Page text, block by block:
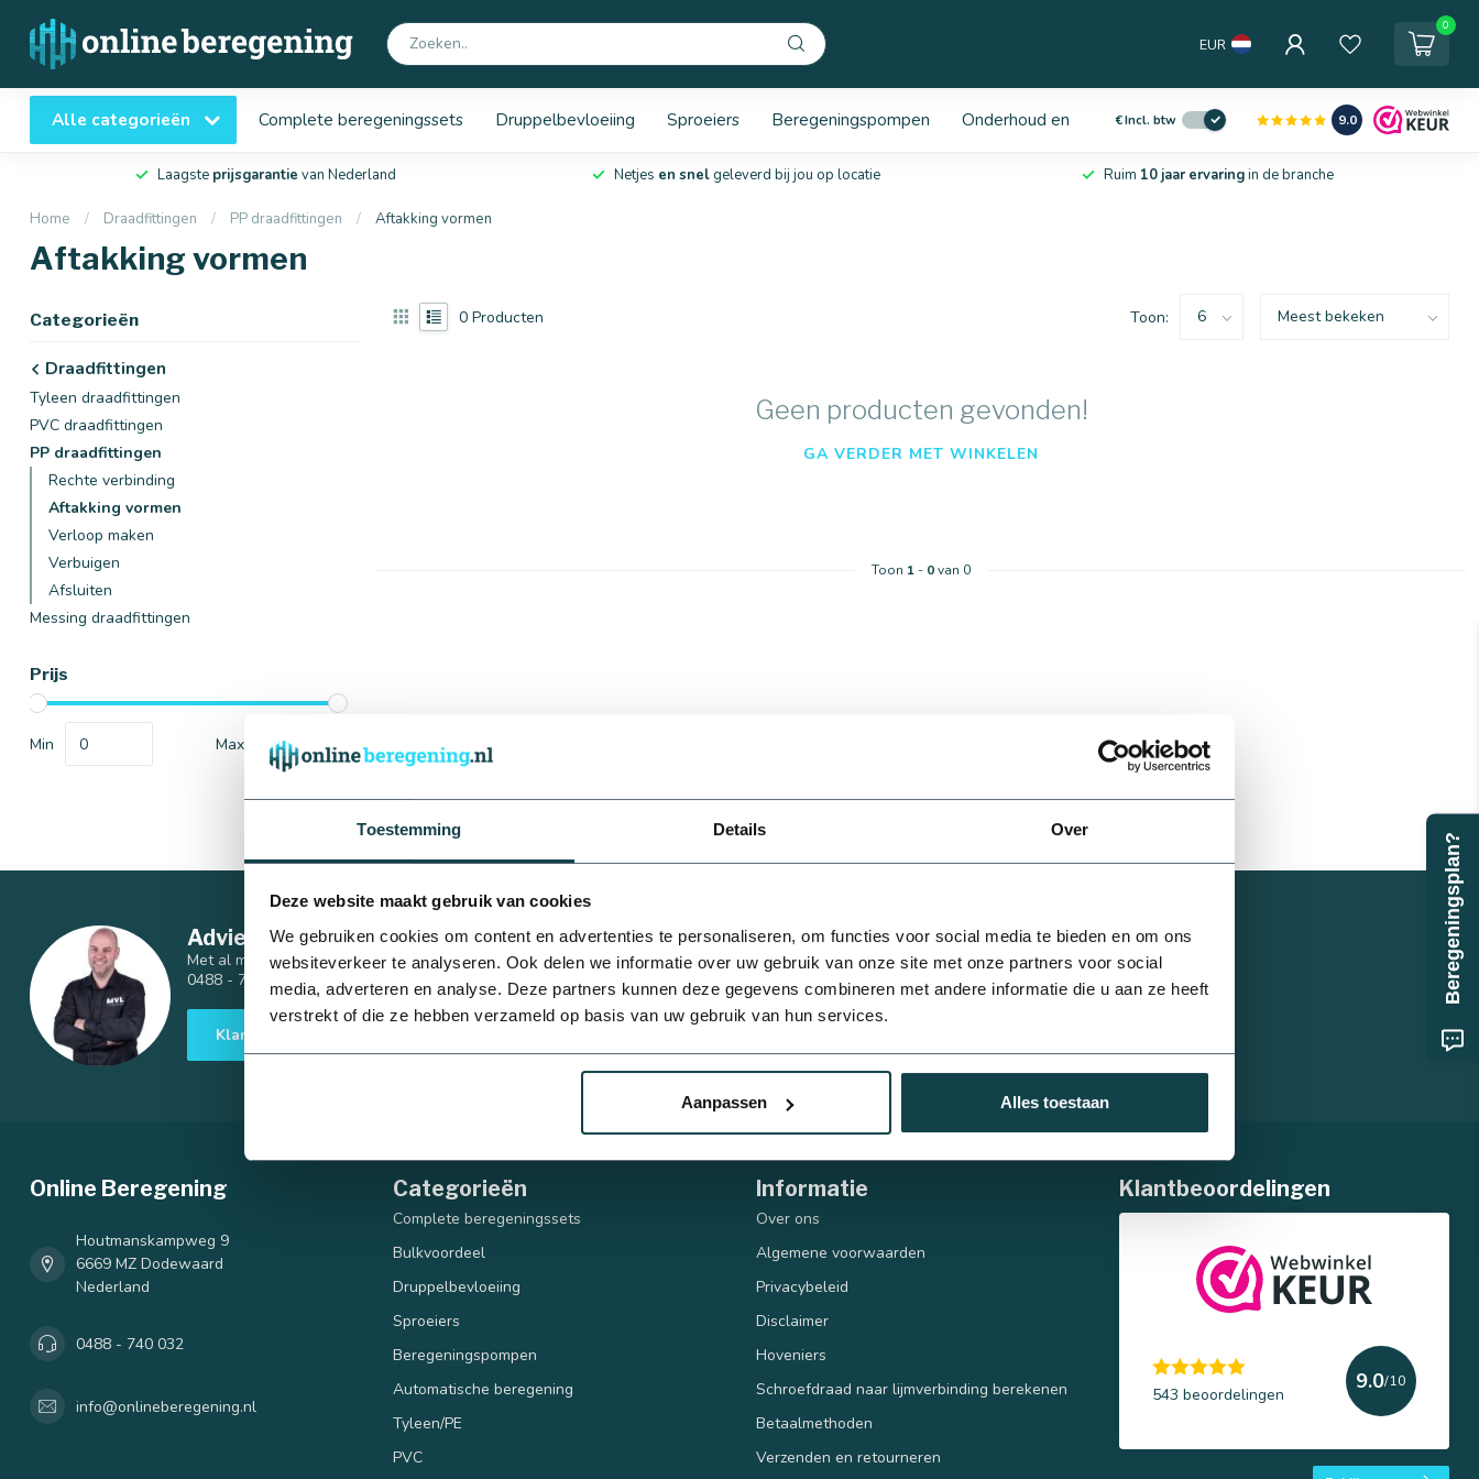
Toestemming Details Over
Deze website maakt gebruik van cookies
We gebruiken cookies om content en advertenties te personaliseren, om functies voor social media te bieden en om ons
websiteverkeer te analyseren. Ook delen we informatie over uw gebruik van onze site met onze partners voor social
media, adverteren en analyse. Deze partners kunnen deze gegevens combineren met andere informatie die u aan ze heeft
verstrekt of die ze hebben verzameld op basis van uw gebruik van hun services.
Aanpassen Alles toestaan
EUR
0
Alle categorieën Complete beregeningssets Druppelbevloeiing Sproeiers Beregeningspompen Onderhoud en service
€Incl. btw 9.0
Laagste prijsgarantie van Nederland Netjes en snelgeleverd bij jou op locatie Ruim 10 jaar ervaringin de branche
Home / Draadfittingen / PP draadfittingen / Aftakking vormen
Aftakking vormen
Categorieën
Draadfittingen
Tyleen draadfittingen
PVC draadfittingen
PP draadfittingen
Rechte verbinding
Aftakking vormen
Verloop maken
Verbuigen
Afsluiten
Messing draadfittingen
Prijs
Min Max
0 Producten Toon:
Geen producten gevonden!
GA VERDER MET WINKELEN
Toon 1 - 0van 0
40 mm 50 mm 63 mm
Advies nodig van een beregeningsspecialist?
Met al meer dan 10 jaar ervaring is geen vraag ons te gek. Telefonisch contact:
0488 - 740 032 of stuur een mail naar
info@onlineberegening.nl
Klantenservice
Online Beregening
Houtmanskampweg 9
6669 MZ Dodewaard
Nederland
0488 - 740 032
info@onlineberegening.nl
Categorieën
Complete beregeningssets
Bulkvoordeel
Druppelbevloeiing
Sproeiers
Beregeningspompen
Automatische beregening
Tyleen/PE
PVC
Informatie
Over ons
Algemene voorwaarden
Privacybeleid
Disclaimer
Hoveniers
Schroefdraad naar lijmverbinding berekenen
Betaalmethoden
Verzenden en retourneren
Klantbeoordelingen
543 beoordelingen
9.0/10
Beregeningsplan?